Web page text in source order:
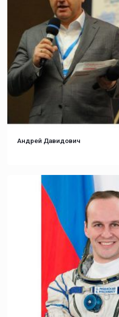
Андрей Давидович